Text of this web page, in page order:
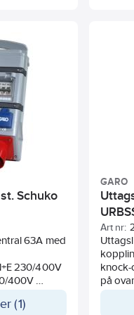
Schuko
63A med
230/400V
400V
(1)
GARO
Art nr:
knock-
på
jord